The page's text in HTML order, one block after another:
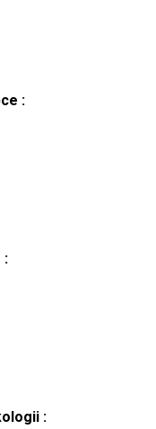
:
:
: